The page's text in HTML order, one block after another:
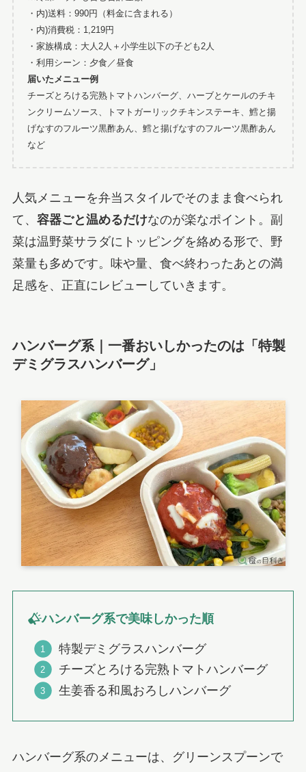
・内)送料：990円（料金に含まれる）
・内)消費税：1,219円
・家族構成：大人2人＋小学生以下の子ども2人
・利用シーン：夕食／昼食
届いたメニュー例
チーズとろける完熟トマトハンバーグ、ハーブとケールのチキ
ンクリームソース、トマトガーリックチキンステーキ、鱈と揚
げなすのフルーツ黒酢あん、鱈と揚げなすのフルーツ黒酢あん
など
人気メニューを弁当スタイルでそのまま食べられ
て、 容器ごと温めるだけなのが楽なポイント。副
菜は温野菜サラダにトッピングを絡める形で、野
菜量も多めです。味や量、食べ終わったあとの満
足感を、正直にレビューしていきます。
ハンバーグ系｜一番おいしかったのは「特製
デミグラスハンバーグ」
ハンバーグ系で美味しかった順
特製デミグラスハンバーグ
チーズとろける完熟トマトハンバーグ
生姜香る和風おろしハンバーグ
ハンバーグ系のメニューは、グリーンスプーンで